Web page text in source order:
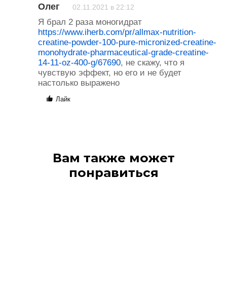
Олег 02.11.2021 в 22:12
Я брал 2 раза моногидрат
https://www.iherb.com/pr/allmax-nutrition-
creatine-powder-100-pure-micronized-creatine-
monohydrate-pharmaceutical-grade-creatine-
14-11-oz-400-g/67690, не скажу, что я
чувствую эффект, но его и не будет
настолько выражено
Лайк
Вам также может
понравиться